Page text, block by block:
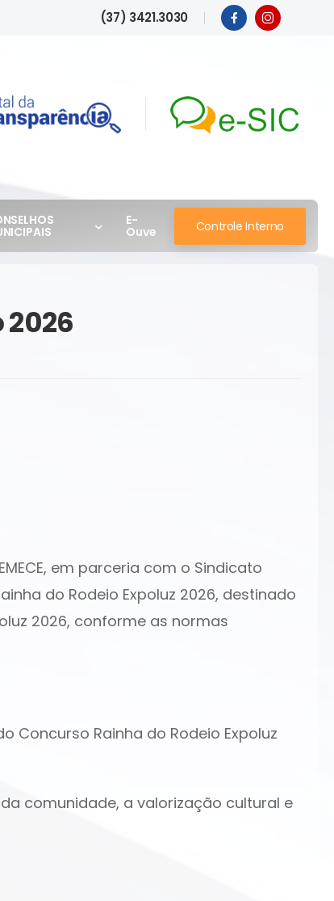
(37) 3421.3030
E-
Ouve Controle Interno
em parceria com o Sindicato
do Rodeio Expoluz 2026, destinado
2026, conforme as normas
Concurso Rainha do Rodeio Expoluz
comunidade, a valorização cultural e